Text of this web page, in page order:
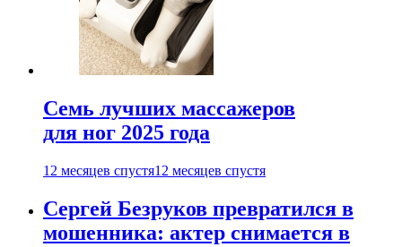
Семь лучших массажеров
для ног 2025 года
12 месяцев спустя12 месяцев спустя
Сергей Безруков превратился в
мошенника: актер снимается в